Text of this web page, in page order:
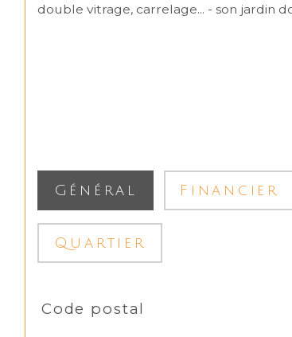
double vitrage, carrelage... - son jardin
Général Financier
Quartier
TRAD_SIROCCO_Caracteristique
Code postal